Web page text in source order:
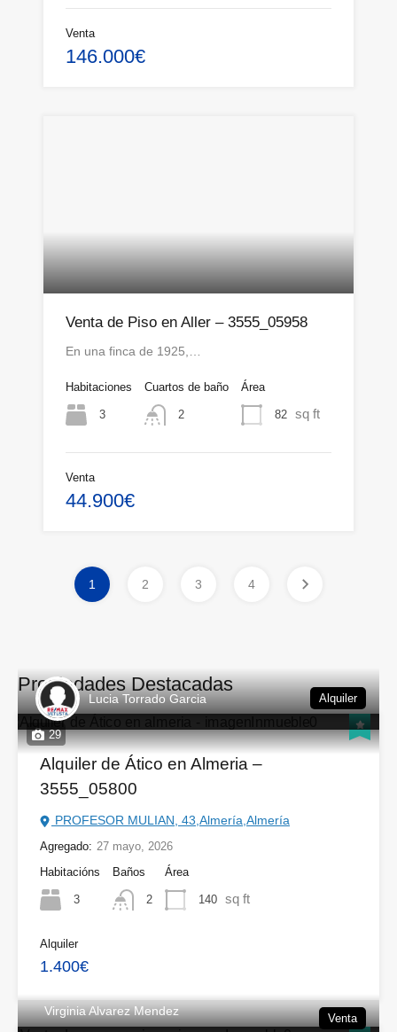
Venta
146.000€
Venta de Piso en Aller – 3555_05958
En una finca de 1925,…
Habitaciones
3
Cuartos de baño
2
Área
82 sq ft
Venta
44.900€
1 2 3 4
Propiedades Destacadas
29
Lucia Torrado Garcia Alquiler
Alquiler de Ático en Almeria –
3555_05800
PROFESOR MULIAN, 43,Almería,Almería
Agregado: 27 mayo, 2026
Habitacións
3
Baños
2
Área
140 sq ft
Alquiler
1.400€
Virginia Alvarez Mendez
Venta